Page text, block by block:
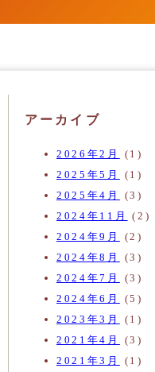
アーカイブ
2026年2月
(1)
2025年5月
(1)
2025年4月
(3)
2024年11月
(2)
2024年9月
(2)
2024年8月
(3)
2024年7月
(3)
2024年6月
(5)
2023年3月
(1)
2021年4月
(3)
2021年3月
(1)